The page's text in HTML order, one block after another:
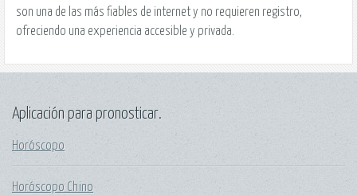
son una de las más fiables de internet y no requieren registro,
ofreciendo una experiencia accesible y privada.
Aplicación para pronosticar.
Horóscopo
Horóscopo Chino